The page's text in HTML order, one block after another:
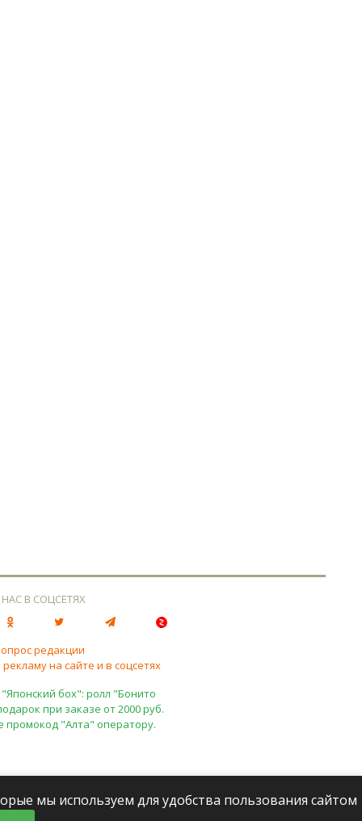
В СОЦСЕТЯХ
редакции
на сайте и в соцсетях
бох": ролл "Бонито
при заказе от 2000 руб.
промокод "Алта" оператору.
мы используем для удобства пользования сайтом